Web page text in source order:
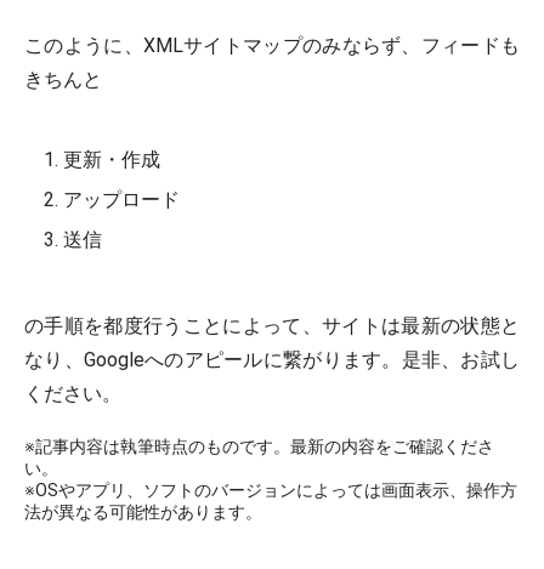
このように、XMLサイトマップのみならず、フィードも
きちんと
更新・作成
アップロード
送信
の手順を都度行うことによって、サイトは最新の状態と
なり、Googleへのアピールに繋がります。是非、お試し
ください。
※記事内容は執筆時点のものです。最新の内容をご確認くださ
い。
※OSやアプリ、ソフトのバージョンによっては画面表示、操作方
法が異なる可能性があります。